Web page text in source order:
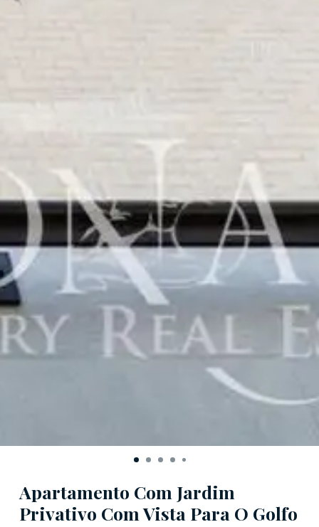
Apartamento Com Jardim
Privativo Com Vista Para O Golfo